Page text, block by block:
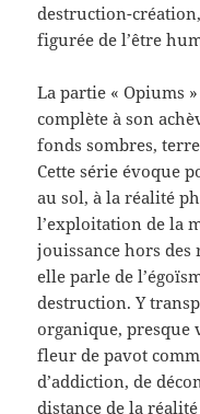
destruction-
figurée de l’être
La partie « Opiums
complète à son
fonds sombres,
Cette série évoque
au sol, à la réalité
l’exploitation de la
jouissance hors des
elle parle de
destruction. Y
organique, presque
fleur de pavot
d’addiction, de
distance de la